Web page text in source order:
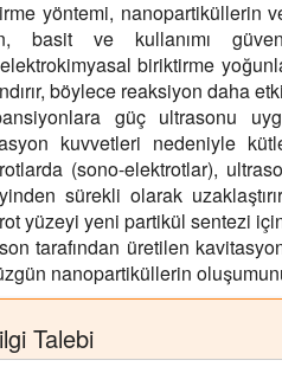
yöntemi, nanopartiküllerin
basit ve kullanımı
biriktirme
böylece reaksiyon daha
güç ultrasonu
kuvvetleri nedeniyle
(sono-elektrotlar),
sürekli olarak
yüzeyi yeni partikül sentezi
tarafından üretilen
nanopartiküllerin
Talebi